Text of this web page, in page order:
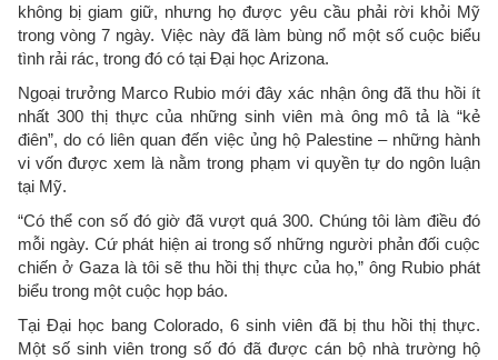
không bị giam giữ, nhưng họ được yêu cầu phải rời khỏi Mỹ
trong vòng 7 ngày. Việc này đã làm bùng nổ một số cuộc biểu
tình rải rác, trong đó có tại Đại học Arizona.
Ngoại trưởng Marco Rubio mới đây xác nhận ông đã thu hồi ít
nhất 300 thị thực của những sinh viên mà ông mô tả là “kẻ
điên”, do có liên quan đến việc ủng hộ Palestine – những hành
vi vốn được xem là nằm trong phạm vi quyền tự do ngôn luận
tại Mỹ.
“Có thể con số đó giờ đã vượt quá 300. Chúng tôi làm điều đó
mỗi ngày. Cứ phát hiện ai trong số những người phản đối cuộc
chiến ở Gaza là tôi sẽ thu hồi thị thực của họ,” ông Rubio phát
biểu trong một cuộc họp báo.
Tại Đại học bang Colorado, 6 sinh viên đã bị thu hồi thị thực.
Một số sinh viên trong số đó đã được cán bộ nhà trường hộ